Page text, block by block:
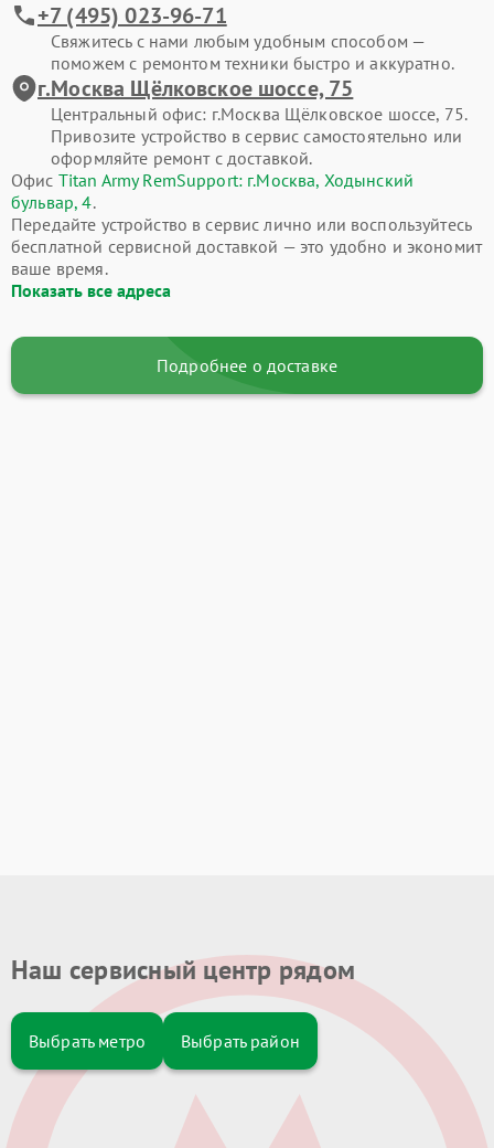
+7 (495) 023-96-71
Свяжитесь с нами любым удобным способом —
поможем с ремонтом техники быстро и аккуратно.
г.Москва Щёлковское шоссе, 75
Центральный офис: г.Москва Щёлковское шоссе, 75.
Привозите устройство в сервис самостоятельно или
оформляйте ремонт с доставкой.
Офис Titan Army RemSupport: г.Москва, Ходынский
бульвар, 4.
Передайте устройство в сервис лично или воспользуйтесь
бесплатной сервисной доставкой — это удобно и экономит
ваше время.
Показать все адреса
Подробнее о доставке
Наш сервисный центр рядом
Выбрать метро Выбрать район